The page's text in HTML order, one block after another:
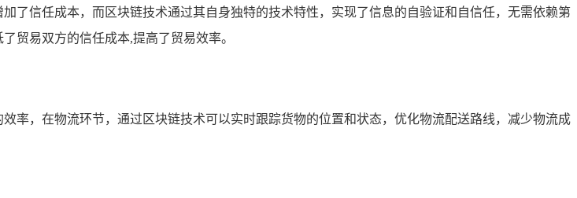
了信任成本，而区块链技术通过其自身独特的技术特性，实现了信息的自验证和自信任，无需依赖第
贸易双方的信任成本,提高了贸易效率。
率，在物流环节，通过区块链技术可以实时跟踪货物的位置和状态，优化物流配送路线，减少物流成